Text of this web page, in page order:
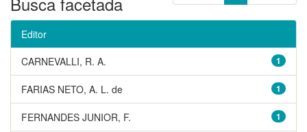
Editor
1
CARNEVALLI, R. A.
1
FARIAS NETO, A. L. de
1
FERNANDES JUNIOR, F.